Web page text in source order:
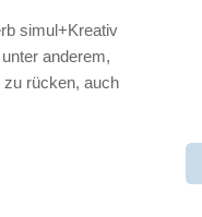
simul+Kreativ
anderem,
zu rücken, auch